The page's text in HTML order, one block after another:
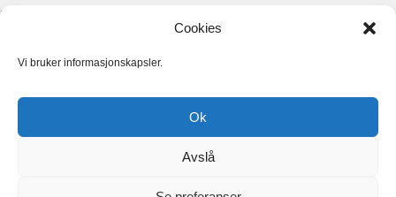
Cookies
Vi bruker informasjonskapsler.
Ok
Avslå
nafmcoslo@lokal.naf.no
Instagram